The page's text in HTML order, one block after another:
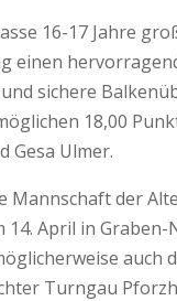
16-17 Jahre
einen
sichere
18,00
Gesa Ulmer.
der
14. April in
auch
Turngau